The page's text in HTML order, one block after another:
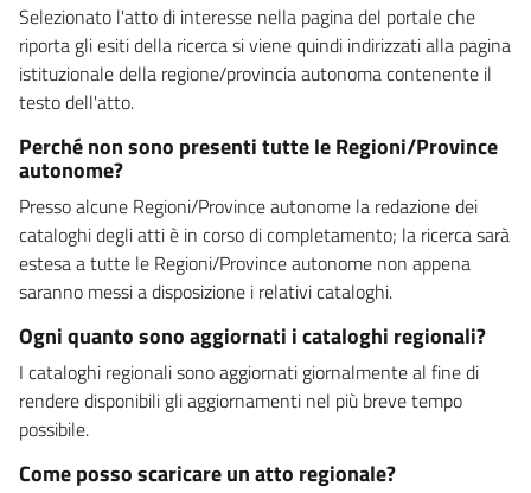
Selezionato l'atto di interesse nella pagina del portale che
riporta gli esiti della ricerca si viene quindi indirizzati alla pagina
istituzionale della regione/provincia autonoma contenente il
testo dell'atto.
Perché non sono presenti tutte le Regioni/Province
autonome?
Presso alcune Regioni/Province autonome la redazione dei
cataloghi degli atti è in corso di completamento; la ricerca sarà
estesa a tutte le Regioni/Province autonome non appena
saranno messi a disposizione i relativi cataloghi.
Ogni quanto sono aggiornati i cataloghi regionali?
I cataloghi regionali sono aggiornati giornalmente al fine di
rendere disponibili gli aggiornamenti nel più breve tempo
possibile.
Come posso scaricare un atto regionale?